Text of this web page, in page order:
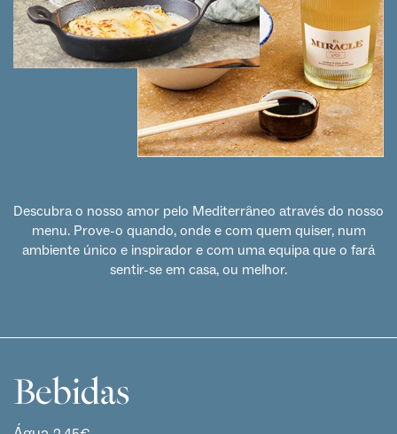
Descubra o nosso amor pelo Mediterrâneo através do nosso
menu. Prove-o quando, onde e com quem quiser, num
ambiente único e inspirador e com uma equipa que o fará
sentir-se em casa, ou melhor.
Bebidas